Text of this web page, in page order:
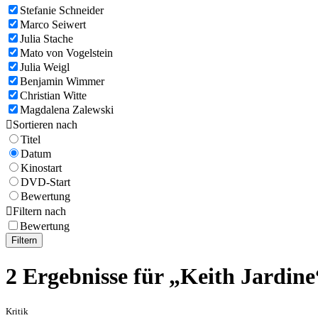
Stefanie Schneider
Marco Seiwert
Julia Stache
Mato von Vogelstein
Julia Weigl
Benjamin Wimmer
Christian Witte
Magdalena Zalewski
Sortieren nach
Titel
Datum
Kinostart
DVD-Start
Bewertung
Filtern nach
Bewertung
Filtern
2 Ergebnisse für „Keith
Kritik